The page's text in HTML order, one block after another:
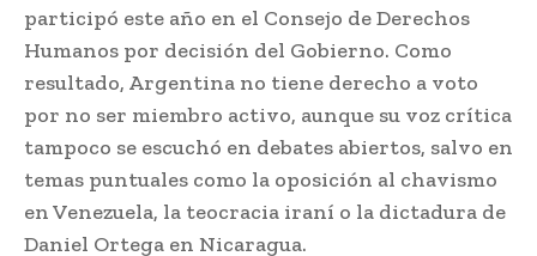
participó este año en el Consejo de Derechos
Humanos por decisión del Gobierno. Como
resultado, Argentina no tiene derecho a voto
por no ser miembro activo, aunque su voz crítica
tampoco se escuchó en debates abiertos, salvo en
temas puntuales como la oposición al chavismo
en Venezuela, la teocracia iraní o la dictadura de
Daniel Ortega en Nicaragua.